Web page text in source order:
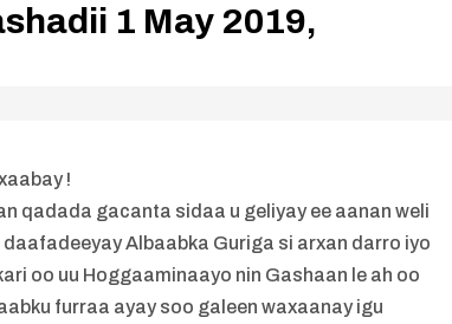
1 May 2019,
!
qadada gacanta sidaa u geliyay ee aanan weli
Albaabka Guriga si arxan darro iyo
oo uu Hoggaaminaayo nin Gashaan le ah oo
furraa ayay soo galeen waxaanay igu